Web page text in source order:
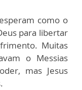
como o
para libertar
Muitas
o Messias
mas Jesus